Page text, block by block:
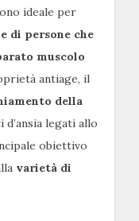
ideale per
di persone che
muscolo
antiage, il
della
legati allo
obiettivo
varietà di